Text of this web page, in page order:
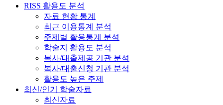
RISS 활용도 분석
자료 현황 통계
최근 이용통계 분석
주제별 활용통계 분석
학술지 활용도 분석
복사/대출제공 기관 분석
복사/대출신청 기관 분석
활용도 높은 주제
최신/인기 학술자료
최신자료